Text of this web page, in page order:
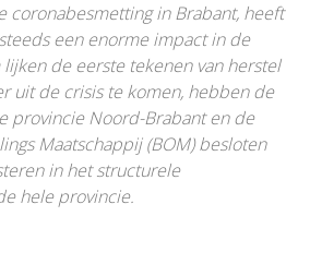
coronabesmetting in Brabant, heeft
een enorme impact in de
lijken de eerste tekenen van herstel
uit de crisis te komen, hebben de
provincie Noord-Brabant en de
Maatschappij (BOM) besloten
in het structurele
hele provincie.